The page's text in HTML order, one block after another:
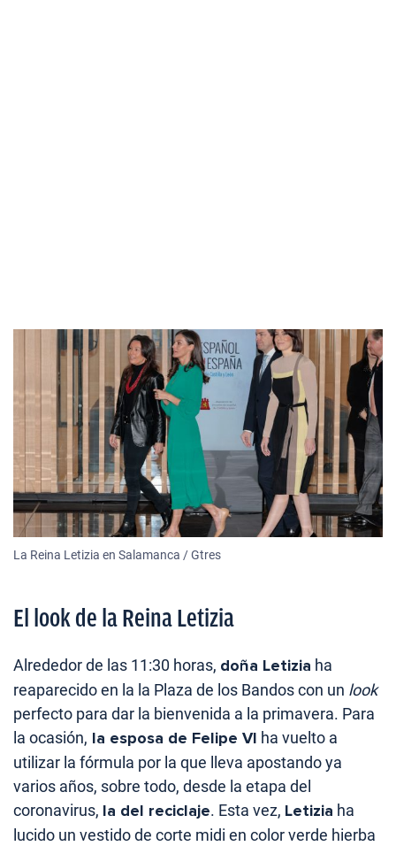
La Reina Letizia en Salamanca / Gtres
El look de la Reina Letizia
Alrededor de las 11:30 horas, doña Letizia ha
reaparecido en la la Plaza de los Bandos con un look
perfecto para dar la bienvenida a la primavera. Para
la ocasión, la esposa de Felipe VI ha vuelto a
utilizar la fórmula por la que lleva apostando ya
varios años, sobre todo, desde la etapa del
coronavirus, la del reciclaje. Esta vez, Letizia ha
lucido un vestido de corte midi en color verde hierba